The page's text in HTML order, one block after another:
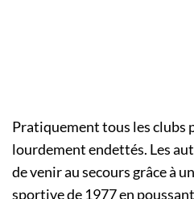
Pratiquement tous les clubs
lourdement endettés. Les
de venir au secours grâce à
sportive de 1977 en